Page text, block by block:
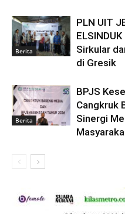
Berita
PLN UIT
Sirkular
di Gresik
Berita
BPJS
Cangkruk
Sinergi